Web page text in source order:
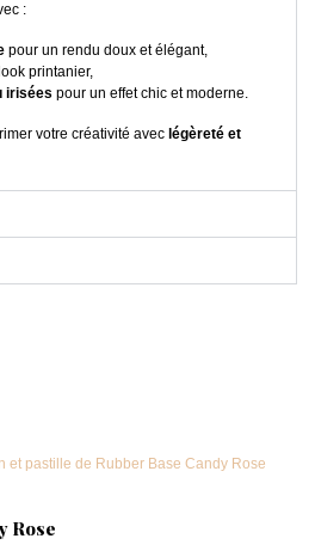
:
pour un rendu doux et élégant,
printanier,
irisées pour un effet chic et moderne.
votre créativité avec légèreté et
Rose